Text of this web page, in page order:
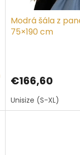
Modrá šála z
75×190 cm
€166,60
Unisize (S-XL)